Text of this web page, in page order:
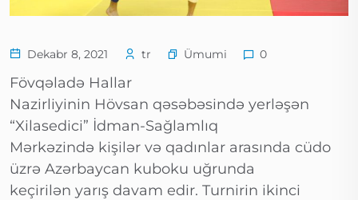
Dekabr 8, 2021 tr Ümumi 0
Fövqəladə Hallar
Nazirliyinin Hövsan qəsəbəsində yerləşən
“Xilasedici” İdman-Sağlamlıq
Mərkəzində kişilər və qadınlar arasında cüdo
üzrə Azərbaycan kuboku uğrunda
keçirilən yarış davam edir. Turnirin ikinci